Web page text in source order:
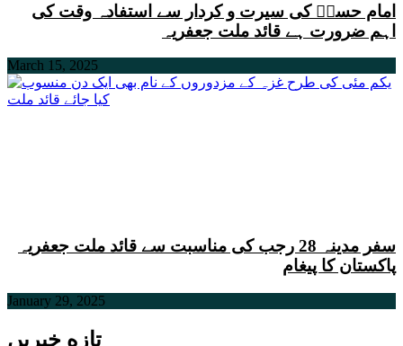
امام حسنؑ کی سیرت و کردار سے استفادہ وقت کی
اہم ضرورت ہے قائد ملت جعفریہ
March 15, 2025
سفر مدینہ 28 رجب کی مناسبت سے قائد ملت جعفریہ
پاکستان کا پیغام
January 29, 2025
تازه خبریں